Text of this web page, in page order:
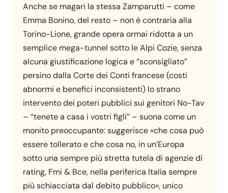
Anche se magari la stessa Zamparutti – come
Emma Bonino, del resto – non è contraria alla
Torino-Lione, grande opera ormai ridotta a un
semplice mega-tunnel sotto le Alpi Cozie, senza
alcuna giustificazione logica e “sconsigliato”
persino dalla Corte dei Conti francese (costi
abnormi e benefici inconsistenti) lo strano
intervento dei poteri pubblici sui genitori No-Tav
– “tenete a casa i vostri figli” – suona come un
monito preoccupante: suggerisce «che cosa può
essere tollerato e che cosa no, in un’Europa
sotto una sempre più stretta tutela di agenzie di
rating, Fmi & Bce, nella periferica Italia sempre
più schiacciata dal debito pubblico», unico